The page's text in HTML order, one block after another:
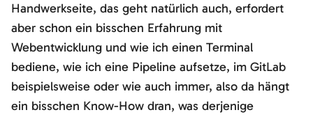
Handwerkseite, das geht natürlich auch, erfordert
aber schon ein bisschen Erfahrung mit
Webentwicklung und wie ich einen Terminal
bediene, wie ich eine Pipeline aufsetze, im GitLab
beispielsweise oder wie auch immer, also da hängt
ein bisschen Know-How dran, was derjenige